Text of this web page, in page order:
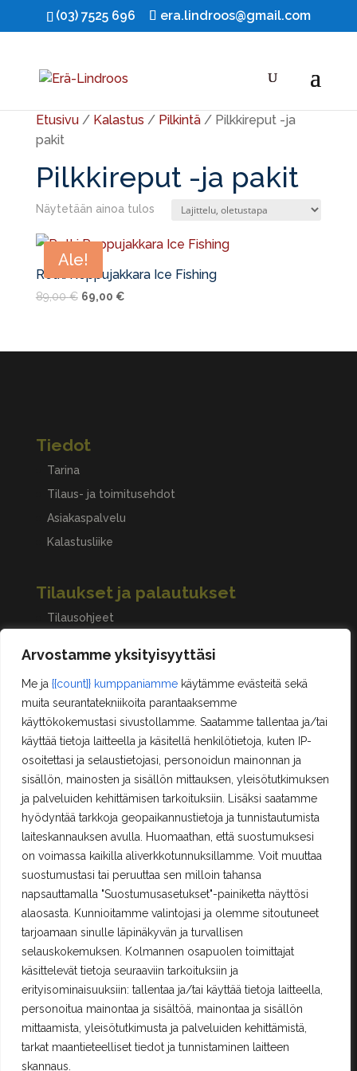
Arvostamme yksityisyyttäsi
Me ja {{count}} kumppaniamme käytämme evästeitä sekä
muita seurantatekniikoita parantaaksemme
käyttökokemustasi sivustollamme. Saatamme tallentaa ja/tai
käyttää tietoja laitteella ja käsitellä henkilötietoja, kuten IP-
osoitettasi ja selaustietojasi, personoidun mainonnan ja
sisällön, mainosten ja sisällön mittauksen, yleisötutkimuksen
ja palveluiden kehittämisen tarkoituksiin. Lisäksi saatamme
hyödyntää tarkkoja geopaikannustietoja ja tunnistautumista
laiteskannauksen avulla. Huomaathan, että suostumuksesi
on voimassa kaikilla aliverkkotunnuksillamme. Voit muuttaa
suostumustasi tai peruuttaa sen milloin tahansa
napsauttamalla "Suostumusasetukset"-painiketta näyttösi
alaosasta. Kunnioitamme valintojasi ja olemme sitoutuneet
tarjoamaan sinulle läpinäkyvän ja turvallisen
selauskokemuksen. Kolmannen osapuolen toimittajat
käsittelevät tietoja seuraaviin tarkoituksiin ja
erityisominaisuuksiin: tallentaa ja/tai käyttää tietoja laitteella,
personoitua mainontaa ja sisältöä, mainontaa ja sisällön
mittaamista, yleisötutkimusta ja palveluiden kehittämistä,
tarkat maantieteelliset tiedot ja tunnistaminen laitteen
skannaus.
(03) 7525 696 era.lindroos@gmail.com
Etusivu/ Kalastus / Pilkintä/ Pilkkireput -ja
pakit
Pilkkireput -ja pakit
Näytetään ainoa tulos
Ale!
Retki Reppujakkara Ice Fishing
89,00€ Alkuperäinen
89,00 €.
69,00 €Nykyinen
69,00 €.
Tiedot
Tarina
Tilaus- ja toimitusehdot
Asiakaspalvelu
Kalastusliike
Tilaukset ja palautukset
Tilausohjeet
Asiakastilini
Oma tili
Ostoskori
Kilpailut ja säännöt
Yhteystiedot
Erä-Lindroos Oy
Mustamäenkatu 72
15610 Lahti
Puh.(03) 7525 696
PALVELEMME TOISTAISEKSI KE - PE 12 - 17
TERVETULOA!